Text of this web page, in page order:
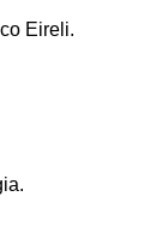
Eireli.